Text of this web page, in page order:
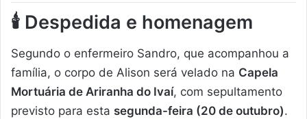
🕯️ Despedida e homenagem
Segundo o enfermeiro Sandro, que acompanhou a
família, o corpo de Alison será velado na Capela
Mortuária de Ariranha do Ivaí, com sepultamento
previsto para esta segunda-feira (20 de outubro).